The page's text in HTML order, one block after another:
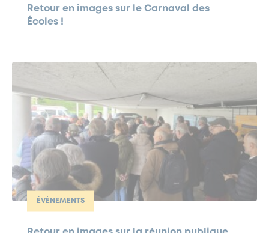
Retour en images sur le Carnaval des
Écoles !
ÉVÈNEMENTS